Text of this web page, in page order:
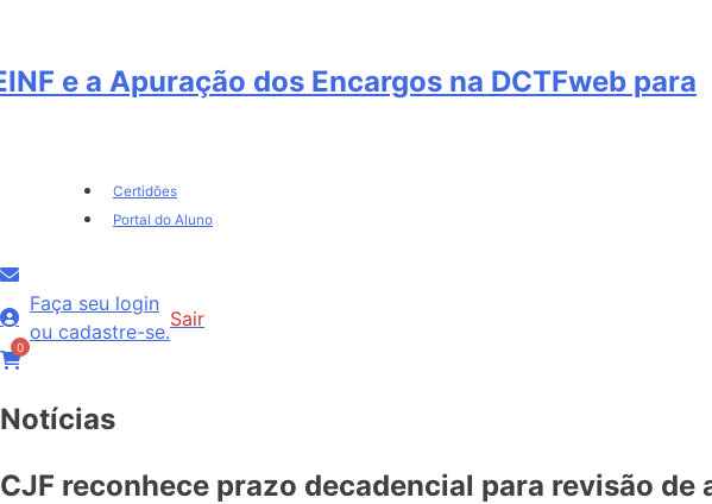
e a Apuração dos Encargos na DCTFweb para
Certidões
Portal do Aluno
Faça seu login
ou cadastre-se.
Sair
0
Notícias
CJF reconhece prazo decadencial para revisão